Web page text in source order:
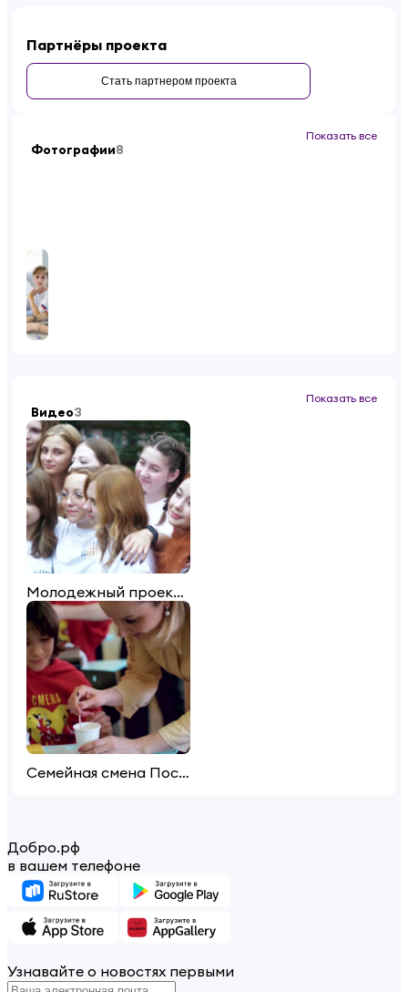
Партнёры проекта
Стать партнером проекта
Фотографии8
Показать все
Видео3
Показать все
Молодежный проект "Послезавтра" - итоги
Семейная смена Послезавтра 25.02-01.03.2024
Добро.рф
в вашем телефоне
Узнавайте о новостях первыми